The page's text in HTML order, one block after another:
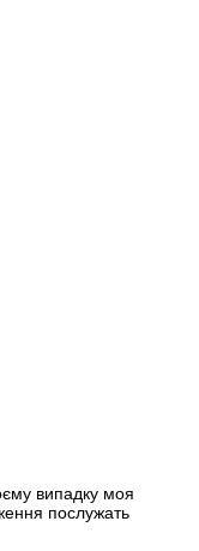
випадку моя
послужать